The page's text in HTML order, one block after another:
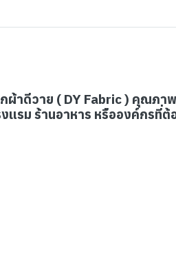
ผ้าดีวาย ( DY Fabric ) คุณภา
แรม ร้านอาหาร หรือองค์กรที่ต้